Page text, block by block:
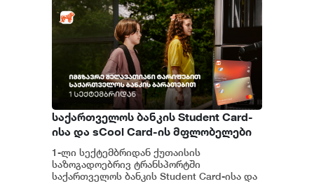
საქართველოს ბანკის Student Card-
ისა და sCool Card-ის მფლობელები
ქუთაისში ტრანსპორტზე
შეღავათიანი ტარიფით
ისარგებლებენ
1-ლი სექტემბრიდან ქუთაისის
საზოგადოებრივ ტრანსპორტში
საქართველოს ბანკის Student Card-ისა და